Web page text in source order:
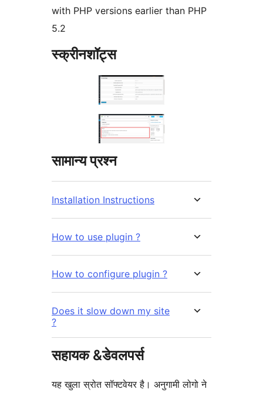
with PHP versions earlier than PHP
5.2
स्क्रीनशॉट्स
सामान्य प्रश्न
Installation Instructions
How to use plugin ?
How to configure plugin ?
Does it slow down my site
?
सहायक &डेवलपर्स
यह खुला स्रोत सॉफ्टवेयर है। अनुगामी लोगो ने